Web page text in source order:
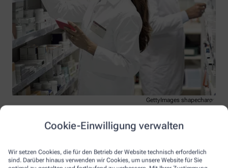
Cookie-Einwilligung verwalten
Wir setzen Cookies, die für den Betrieb der Website technisch erforderlich
sind. Darüber hinaus verwenden wir Cookies, um unsere Website für Sie
GettyImages shapecharge
Service à la Carte
noch wertvoller macht: Als Stammkundin oder -kunde mit
entsprechender Kundenkarte genießen Sie besondere Vorteile.